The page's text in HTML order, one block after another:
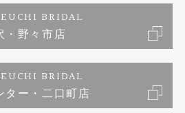
リング
指輪 and 婚約指輪
BRIDAL
・野々市店
BRIDAL
ター・二口町店